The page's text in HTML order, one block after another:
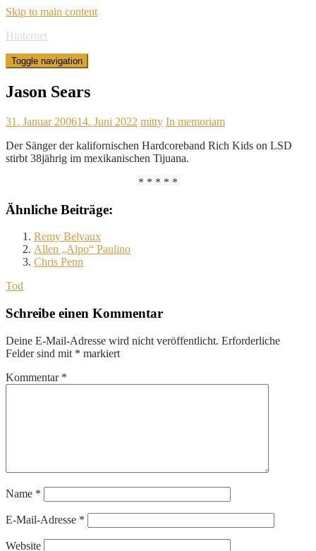
Skip to main content
Hinternet
Toggle navigation
Jason Sears
31. Januar 200614. Juni 2022 mitty In memoriam
Der Sänger der kalifornischen Hardcoreband Rich Kids on LSD
stirbt 38jährig im mexikanischen Tijuana.
* * * * *
Ähnliche Beiträge:
Remy Belvaux
Allen „Alpo“ Paulino
Chris Penn
Tod
Schreibe einen Kommentar
Deine E-Mail-Adresse wird nicht veröffentlicht. Erforderliche
Felder sind mit * markiert
Kommentar *
Name *
E-Mail-Adresse *
Website